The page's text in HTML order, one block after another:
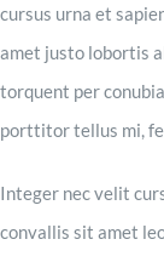
cursus urna et
amet justo lobortis
torquent per
porttitor tellus mi,
Integer nec velit
convallis sit amet